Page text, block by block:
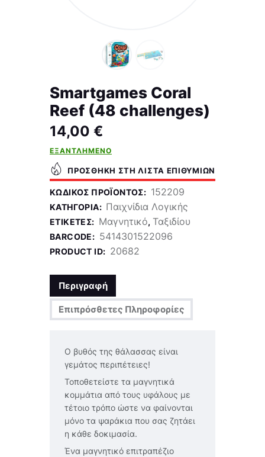
Smartgames Coral
Reef (48 challenges)
14,00 €
ΕΞΑΝΤΛΗΜΈΝΟ
ΠΡΟΣΘΉΚΗ ΣΤΗ ΛΊΣΤΑ ΕΠΙΘΥΜΙΏΝ
ΚΩΔΙΚΌΣ ΠΡΟΪΌΝΤΟΣ: 152209
ΚΑΤΗΓΟΡΊΑ: Παιχνίδια Λογικής
ΕΤΙΚΈΤΕΣ: Μαγνητικό, Ταξιδίου
BARCODE: 5414301522096
PRODUCT ID: 20682
Περιγραφή
Επιπρόσθετες Πληροφορίες
Ο βυθός της θάλασσας είναι
γεμάτος περιπέτειες!
Τοποθετείστε τα μαγνητικά
κομμάτια από τους υφάλους με
τέτοιο τρόπο ώστε να φαίνονται
μόνο τα ψαράκια που σας ζητάει
η κάθε δοκιμασία.
Ένα μαγνητικό επιτραπέζιο